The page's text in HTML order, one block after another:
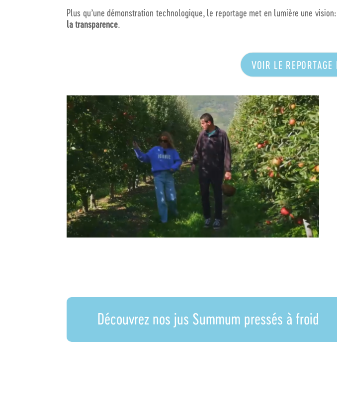
Plus qu’une démonstration technologique, le reportage met en lumière une
la transparence.
VOIR LE
Découvrez nos jus Summum pressés à froid